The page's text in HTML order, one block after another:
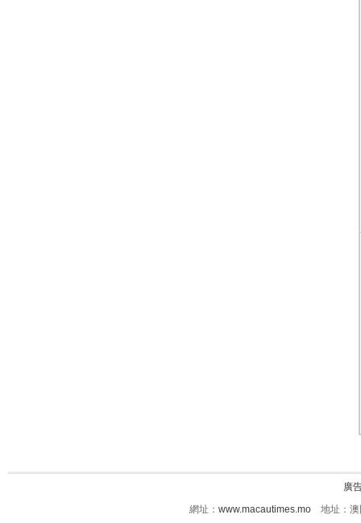
廣
網址： www.macautimes.mo 地址：澳